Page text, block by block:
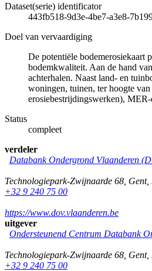
Dataset(serie) identificator
443fb518-9d3e-4be7-a3e8-
Doel van vervaardiging
De potentiële bodemerosiekaart
bodemkwaliteit. Aan de hand
achterhalen. Naast land- en
woningen, tuinen, ter hoogte
erosiebestrijdingswerken),
Status
compleet
verdeler
Databank Ondergrond Vlaanderen
Technologiepark-Zwijnaarde 68 Gent,
+32 9 240 75 00
https://www.dov.vlaanderen.be
uitgever
Ondersteunend Centrum Databank
Technologiepark-Zwijnaarde 68 Gent,
+32 9 240 75 00